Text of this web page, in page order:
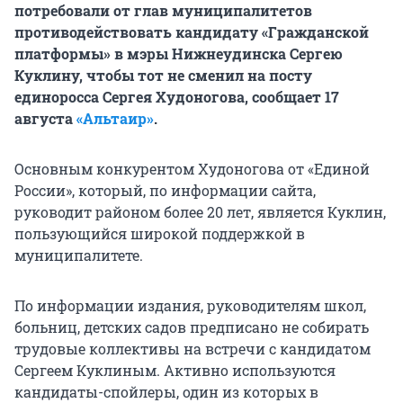
потребовали от глав муниципалитетов
противодействовать кандидату «Гражданской
платформы» в мэры Нижнеудинска Сергею
Куклину, чтобы тот не сменил на посту
единоросса Сергея Худоногова, сообщает 17
августа«Альтаир».
Основным конкурентом Худоногова от «Единой
России», который, по информации сайта,
руководит районом более 20 лет, является Куклин,
пользующийся широкой поддержкой в
муниципалитете.
По информации издания, руководителям школ,
больниц, детских садов предписано не собирать
трудовые коллективы на встречи с кандидатом
Сергеем Куклиным. Активно используются
кандидаты-спойлеры, один из которых в